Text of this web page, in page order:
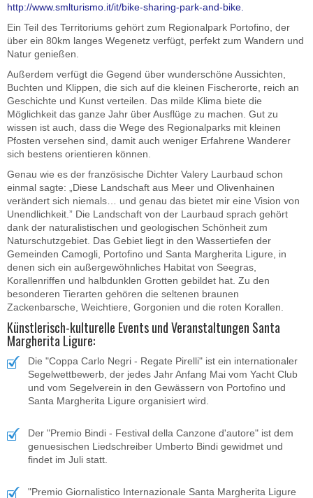
http://www.smlturismo.it/it/bike-sharing-park-and-bike.
Ein Teil des Territoriums gehört zum Regionalpark Portofino, der
über ein 80km langes Wegenetz verfügt, perfekt zum Wandern und
Natur genießen.
Außerdem verfügt die Gegend über wunderschöne Aussichten,
Buchten und Klippen, die sich auf die kleinen Fischerorte, reich an
Geschichte und Kunst verteilen. Das milde Klima biete die
Möglichkeit das ganze Jahr über Ausflüge zu machen. Gut zu
wissen ist auch, dass die Wege des Regionalparks mit kleinen
Pfosten versehen sind, damit auch weniger Erfahrene Wanderer
sich bestens orientieren können.
Genau wie es der französische Dichter Valery Laurbaud schon
einmal sagte: „Diese Landschaft aus Meer und Olivenhainen
verändert sich niemals… und genau das bietet mir eine Vision von
Unendlichkeit.” Die Landschaft von der Laurbaud sprach gehört
dank der naturalistischen und geologischen Schönheit zum
Naturschutzgebiet. Das Gebiet liegt in den Wassertiefen der
Gemeinden Camogli, Portofino und Santa Margherita Ligure, in
denen sich ein außergewöhnliches Habitat von Seegras,
Korallenriffen und halbdunklen Grotten gebildet hat. Zu den
besonderen Tierarten gehören die seltenen braunen
Zackenbarsche, Weichtiere, Gorgonien und die roten Korallen.
Künstlerisch-kulturelle Events und Veranstaltungen Santa
Margherita Ligure:
Die "Coppa Carlo Negri - Regate Pirelli" ist ein internationaler
Segelwettbewerb, der jedes Jahr Anfang Mai vom Yacht Club
und vom Segelverein in den Gewässern von Portofino und
Santa Margherita Ligure organisiert wird.
Der "Premio Bindi - Festival della Canzone d'autore" ist dem
genuesischen Liedschreiber Umberto Bindi gewidmet und
findet im Juli statt.
"Premio Giornalistico Internazionale Santa Margherita Ligure